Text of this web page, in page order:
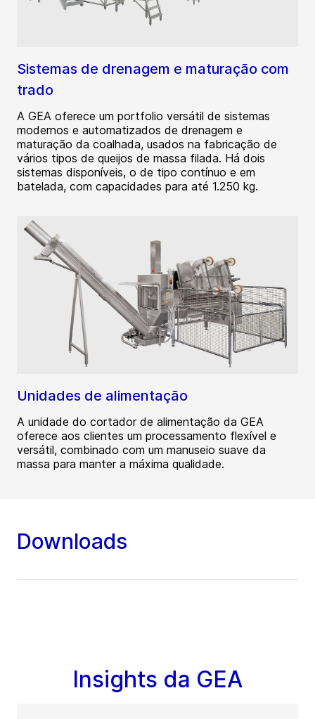
Sistemas de drenagem e maturação com
trado
A GEA oferece um portfolio versátil de sistemas
modernos e automatizados de drenagem e
maturação da coalhada, usados na fabricação de
vários tipos de queijos de massa filada. Há dois
sistemas disponíveis, o de tipo contínuo e em
batelada, com capacidades para até 1.250 kg.
Unidades de alimentação
A unidade do cortador de alimentação da GEA
oferece aos clientes um processamento flexível e
versátil, combinado com um manuseio suave da
massa para manter a máxima qualidade.
Downloads
Insights da GEA